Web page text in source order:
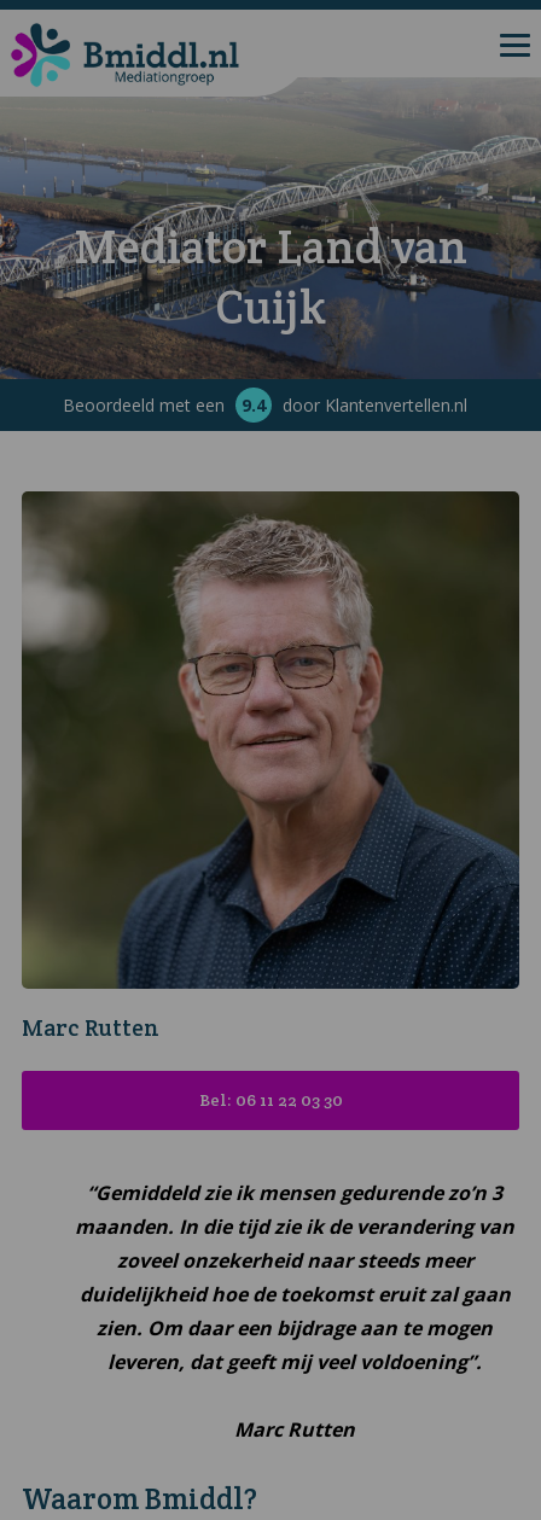
Mediator Land van
Cuijk
Beoordeeld met een 9.4 door Klantenvertellen.nl
Marc Rutten
Bel: 06 11 22 03 30
“Gemiddeld zie ik mensen gedurende zo’n 3
maanden. In die tijd zie ik de verandering van
zoveel onzekerheid naar steeds meer
duidelijkheid hoe de toekomst eruit zal gaan
zien. Om daar een bijdrage aan te mogen
leveren, dat geeft mij veel voldoening”.
Marc Rutten
Waarom Bmiddl?